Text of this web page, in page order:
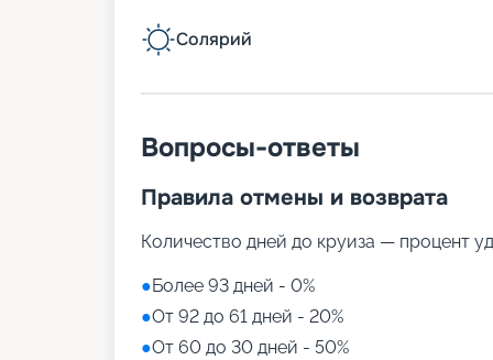
Солярий
Вопросы-ответы
Правила отмены и возврата
Количество дней до круиза — процент
●Более 93 дней - 0%
●От 92 до 61 дней - 20%
●От 60 до 30 дней - 50%